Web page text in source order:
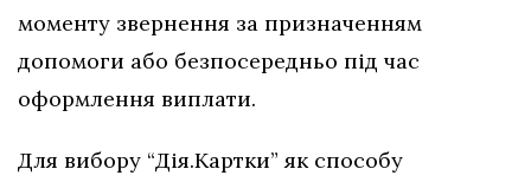
моменту звернення за призначенням
допомоги або безпосередньо під час
оформлення виплати.
Для вибору “Дія.Картки” як способу